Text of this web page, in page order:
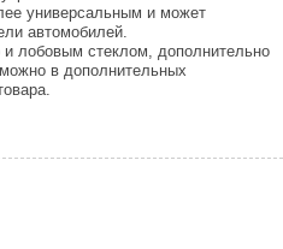
универсальным и может
автомобилей.
лобовым стеклом, дополнительно
в дополнительных